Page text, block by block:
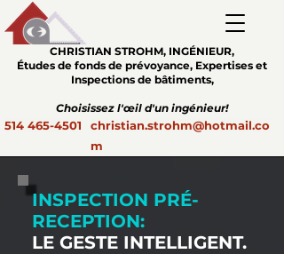
CHRISTIAN STROHM, INGÉNIEUR,
Études de fonds de prévoyance, Expertises et
Inspections de bâtiments,
Choisissez l'œil d'un ingénieur!
514 465-4501
christian.strohm@hotmail.co
m
INSPECTION PRÉ-
RECEPTION:
LE GESTE INTELLIGENT.